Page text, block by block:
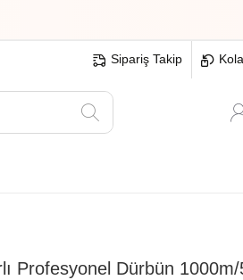
Sipariş Takip
Profesyonel Dürbün